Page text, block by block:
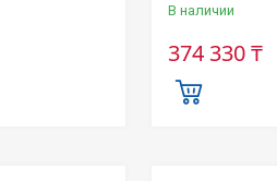
В наличии
374 330 ₸